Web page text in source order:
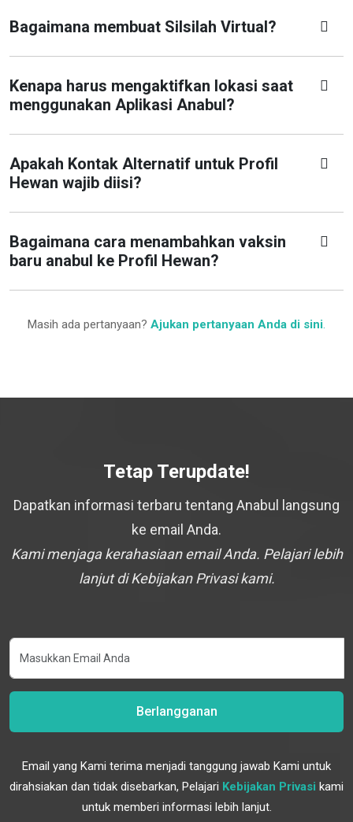
Bagaimana membuat Silsilah Virtual?
Kenapa harus mengaktifkan lokasi saat
menggunakan Aplikasi Anabul?
Apakah Kontak Alternatif untuk Profil
Hewan wajib diisi?
Bagaimana cara menambahkan vaksin
baru anabul ke Profil Hewan?
Masih ada pertanyaan? Ajukan pertanyaan Anda di sini.
Tetap Terupdate!
Dapatkan informasi terbaru tentang Anabul langsung
ke email Anda.
Kami menjaga kerahasiaan email Anda. Pelajari lebih
lanjut di Kebijakan Privasi kami.
Berlangganan
Email yang Kami terima menjadi tanggung jawab Kami untuk
dirahsiakan dan tidak disebarkan, Pelajari Kebijakan Privasi kami
untuk memberi informasi lebih lanjut.